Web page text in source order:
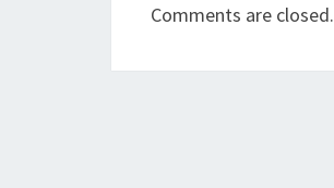
Comments are closed.